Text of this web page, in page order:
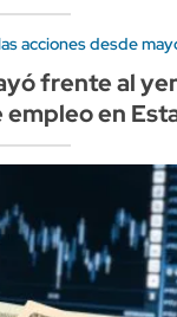
acciones desde
frente al
en